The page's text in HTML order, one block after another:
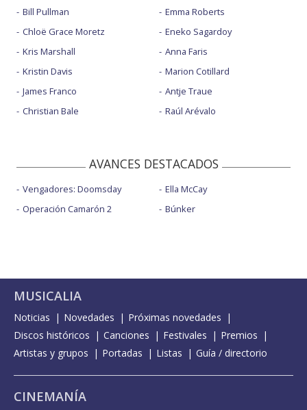
Bill Pullman
Chloë Grace Moretz
Kris Marshall
Kristin Davis
James Franco
Christian Bale
Emma Roberts
Eneko Sagardoy
Anna Faris
Marion Cotillard
Antje Traue
Raúl Arévalo
AVANCES DESTACADOS
Vengadores: Doomsday
Operación Camarón 2
Ella McCay
Búnker
MUSICALIA
Noticias Novedades
Próximas novedades
Discos históricos
Canciones Festivales
Premios
Artistas y grupos
Portadas Listas Guía / directorio
CINEMANÍA